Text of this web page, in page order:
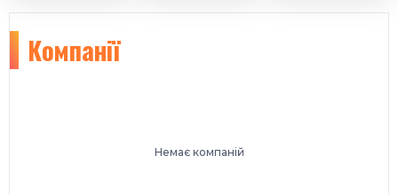
Компанії
Немає компаній